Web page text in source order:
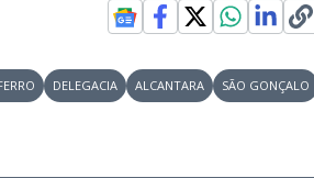
DELEGACIA ALCANTARA SÃO GONÇALO